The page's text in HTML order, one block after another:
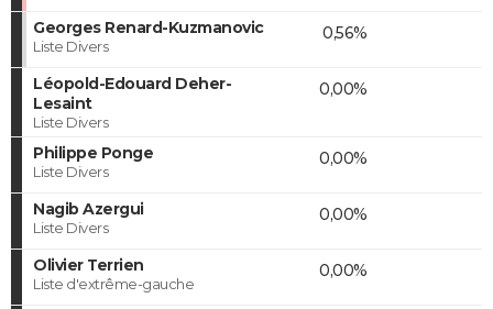
Georges Renard-Kuzmanovic
Liste Divers
0,56%
Léopold-Edouard Deher-
Lesaint
Liste Divers
0,00%
Philippe Ponge
Liste Divers
0,00%
Nagib Azergui
Liste Divers
0,00%
Olivier Terrien
Liste d'extrême-gauche
0,00%